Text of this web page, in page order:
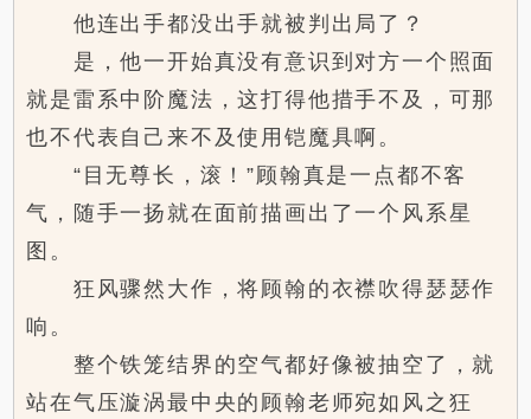
他连出手都没出手就被判出局了？
是，他一开始真没有意识到对方一个照面
就是雷系中阶魔法，这打得他措手不及，可那
也不代表自己来不及使用铠魔具啊。
“目无尊长，滚！”顾翰真是一点都不客
气，随手一扬就在面前描画出了一个风系星
图。
狂风骤然大作，将顾翰的衣襟吹得瑟瑟作
响。
整个铁笼结界的空气都好像被抽空了，就
站在气压漩涡最中央的顾翰老师宛如风之狂